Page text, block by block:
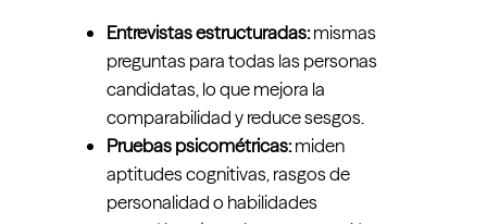
Entrevistas estructuradas:mismas
preguntas para todas las personas
candidatas, lo que mejora la
comparabilidad y reduce sesgos.
Pruebas psicométricas:miden
aptitudes cognitivas, rasgos de
personalidad o habilidades